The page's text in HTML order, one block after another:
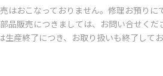
はおこなっておりません。修理お預りに
品販売につきましては、お問い合せくだ
産終了につき、お取り扱いも終了して